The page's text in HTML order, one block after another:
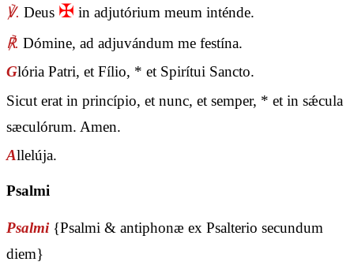
℣. Deus ✠ in adjutórium meum inténde.
℟. Dómine, ad adjuvándum me festína.
Glória Patri, et Fílio, * et Spirítui Sancto.
Sicut erat in princípio, et nunc, et semper, * et in sǽcula
sæculórum. Amen.
Allelúja.
Psalmi
Psalmi {Psalmi & antiphonæ ex Psalterio secundum
diem}